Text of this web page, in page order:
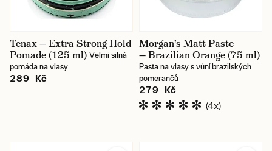
Tenax — Extra Strong Hold
Pomade (125 ml) Velmi silná
pomáda na vlasy
289 Kč
Morgan's Matt Paste
— Brazilian Orange (75 ml)
Pasta na vlasy s vůní brazilských
pomerančů
279 Kč
(4x)